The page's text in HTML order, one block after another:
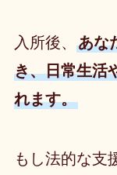
入所後、 あな
き、日常生活
れます。
もし法的な支